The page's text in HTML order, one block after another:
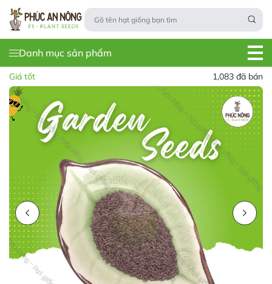
Danh mục sản phẩm
Giá tốt 1,083 đã bán